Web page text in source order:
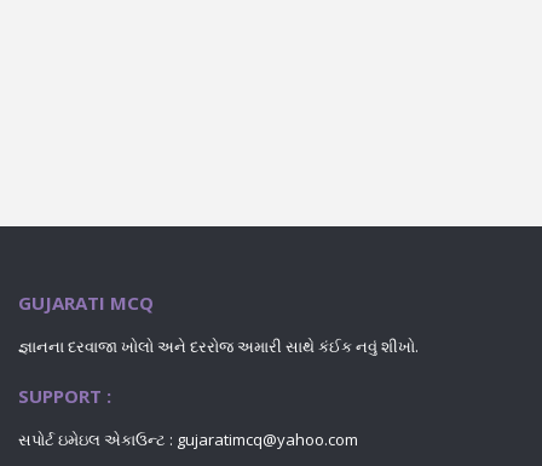
GUJARATI MCQ
જ્ઞાનના દરવાજા ખોલો અને દરરોજ અમારી સાથે કંઈક નવું શીખો.
SUPPORT :
સપોર્ટ ઇમેઇલ એકાઉન્ટ : gujaratimcq@yahoo.com